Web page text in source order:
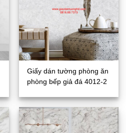
Giấy dán tường phòng ăn
phòng bếp giả đá 4012-2